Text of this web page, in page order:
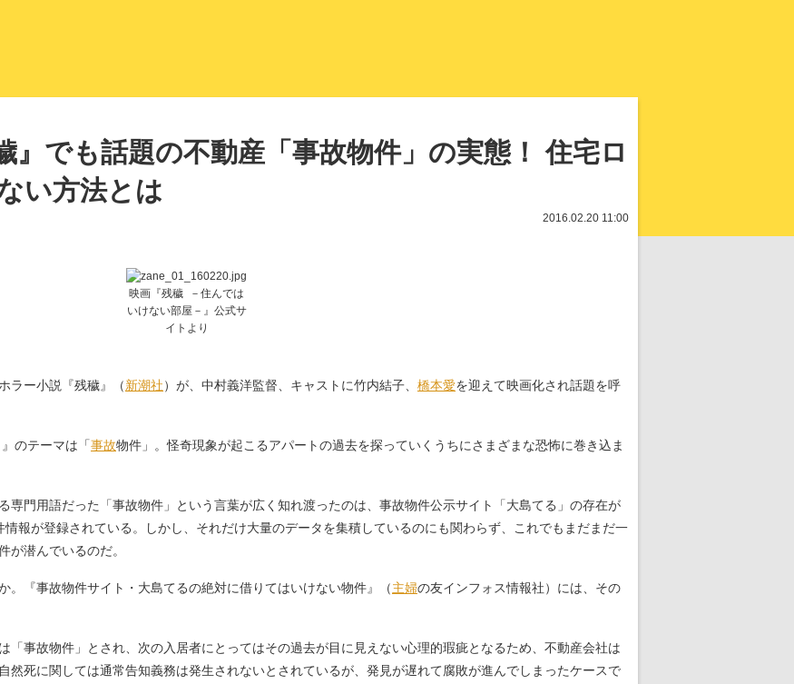
』でも話題の不動産「事故物件」の実態！ 住宅ロ
い方法とは
2016.02.20 11:00
映画『残穢 －住んでは
いけない部屋－』公式サ
イトより
ラー小説『残穢』（新潮社）が、中村義洋監督、キャストに竹内結子、 橋本愛を迎えて映画化され話題を呼
のテーマは「事故物件」。怪奇現象が起こるアパートの過去を探っていくうちにさまざまな恐怖に巻き込ま
門用語だった「事故物件」という言葉が広く知れ渡ったのは、事故物件公示サイト「大島てる」の存在が
報が登録されている。しかし、それだけ大量のデータを集積しているのにも関わらず、これでもまだまだ一
が潜んでいるのだ。
『事故物件サイト・大島てるの絶対に借りてはいけない物件』（主婦の友インフォス情報社）には、その
「事故物件」とされ、次の入居者にとってはその過去が目に見えない心理的瑕疵となるため、不動産会社は
然死に関しては通常告知義務は発生されないとされているが、発見が遅れて腐敗が進んでしまったケースで